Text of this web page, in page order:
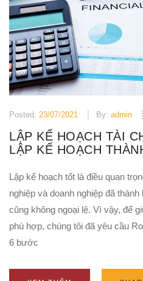
Posted: 23/07/2021 By: admin
LẬP KẾ HOẠCH TÀI
LẬP KẾ HOẠCH
Lập kế hoạch tốt là điều quan
nghiệp và doanh nghiệp đã
cũng không ngoại lệ. Vì vậy, để
phù hợp, chúng tôi đã yêu cầu
6 bước